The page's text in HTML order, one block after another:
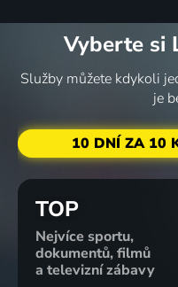
Vyberte si
Služby můžete kdykoli
je
10 DNÍ ZA 10
TOP
Nejvíce sportu,
dokumentů, filmů
a televizní zábavy